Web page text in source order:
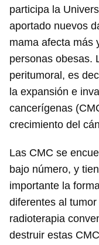
participa la
aportado nuevos
mama afecta más
personas obesas.
peritumoral, es
la expansión e
cancerígenas
crecimiento del
Las CMC se
bajo número, y
importante la
diferentes al
radioterapia
destruir estas